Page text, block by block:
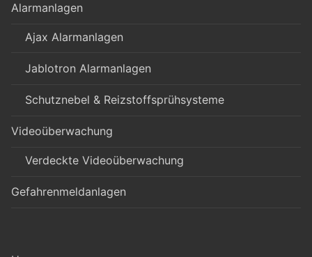
Alarmanlagen
Ajax Alarmanlagen
Jablotron Alarmanlagen
Schutznebel & Reizstoffsprühsysteme
Videoüberwachung
Verdeckte Videoüberwachung
Gefahrenmeldanlagen